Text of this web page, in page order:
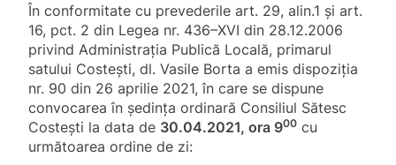
În conformitate cu prevederile art. 29, alin.1 şi art.
16, pct. 2 din Legea nr. 436–XVI din 28.12.2006
privind Administraţia Publică Locală, primarul
satului Costeşti, dl. Vasile Borta a emis dispoziţia
nr. 90 din 26 aprilie 2021, în care se dispune
convocarea în ședința ordinară Consiliul Sătesc
Costești la data de 30.04.2021, ora 900 cu
următoarea ordine de zi: